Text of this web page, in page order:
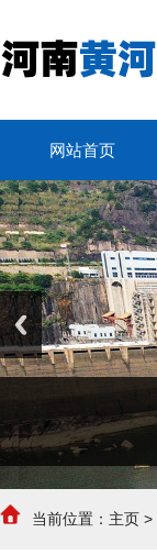
网站首页
当前位置： 主页 >